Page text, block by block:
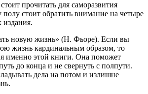
прочитать для саморазвития
стоит обратить внимание на четыре
новую жизнь» (Н. Фьоре). Если вы
жизнь кардинальным образом, то
именно этой книги. Она поможет
до конца и не свернуть с полпути.
дела на потом и излишне